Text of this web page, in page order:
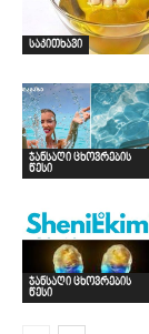
საკითხავი
ჯანსაღი ცხოვრების
წესი
ჯანსაღი ცხოვრების
წესი